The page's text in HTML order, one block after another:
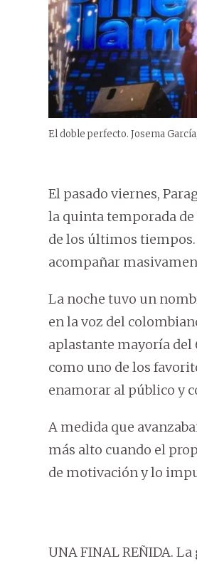
El doble perfecto. Josema
El pasado viernes,
la quinta temporada de
de los últimos
acompañar
La noche tuvo un
en la voz del
aplastante mayoría del
como uno de los
enamorar al público y
A medida que
más alto cuando el
de motivación y lo
UNA FINAL REÑIDA.